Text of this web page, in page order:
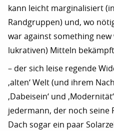
kann leicht marginalisiert
Randgruppen) und, wo
war against something
lukrativen) Mitteln
– der sich leise regende
‚alten‘ Welt (und ihrem
‚Dabeisein‘ und
jedermann, der noch seine
Dach sogar ein paar